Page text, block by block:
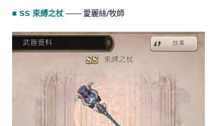
■ SS 束縛之杖 —— 愛麗絲/牧師